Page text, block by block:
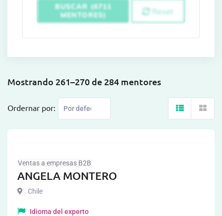
BUSCAR (6711
MENTORES)
Reset
Mostrando 261–270 de 284 mentores
Ordernar por:
Ventas a empresas B2B
ANGELA MONTERO
Chile
Idioma del experto